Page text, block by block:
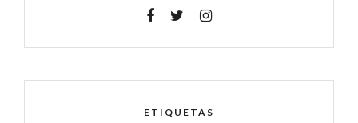
ETIQUETAS